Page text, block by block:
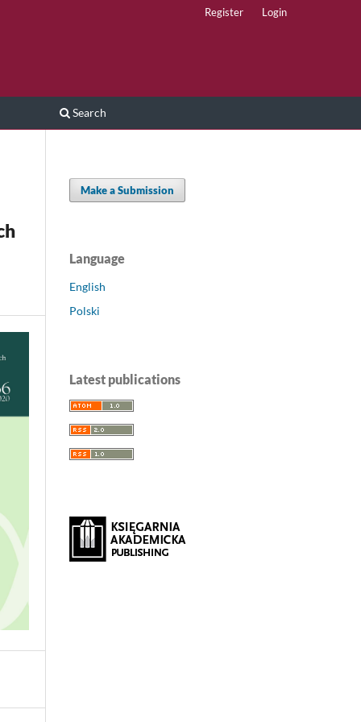
Search
Register Login
Make a Submission
Language
English
Polski
Latest publications